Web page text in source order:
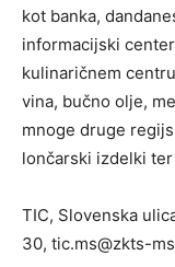
kot banka,
informacijski
kulinaričnem
vina, bučno olje,
mnoge druge
lončarski izdelki
TIC, Slovenska
30, tic.ms@zkts-